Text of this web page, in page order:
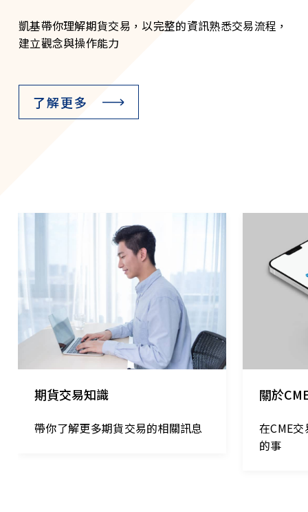
凱基帶你理解期貨交易，以完整的資訊熟悉交易流程，
建立觀念與操作能力
了解更多
期貨交易知識
帶你了解更多期貨交易的相關訊息
關於
在CME
的事